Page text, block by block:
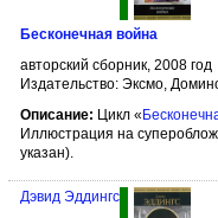
Бесконечная война
авторский сборник, 2008 год
Издательство: Эксмо,
Описание: Цикл «
Иллюстрация на
указан).
Дэвид Эддингс